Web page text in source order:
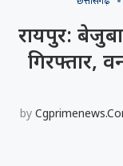
रायपुर:
गिरफ्तार,
by